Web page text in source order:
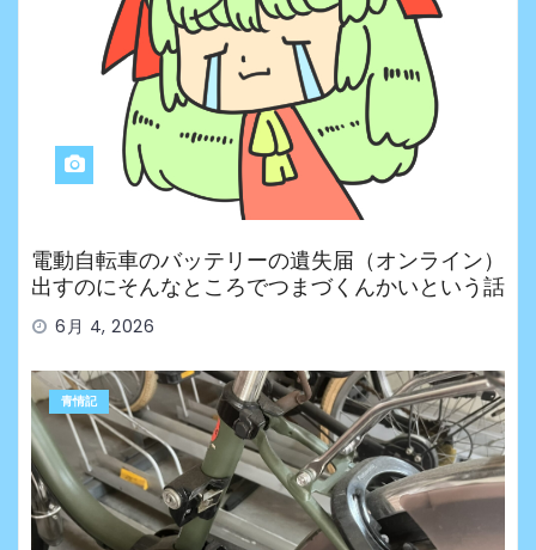
電動自転車のバッテリーの遺失届（オンライン）
出すのにそんなところでつまづくんかいという話
6月 4, 2026
青情記